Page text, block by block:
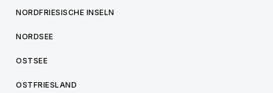
NORDFRIESISCHE INSELN
NORDSEE
OSTSEE
OSTFRIESLAND